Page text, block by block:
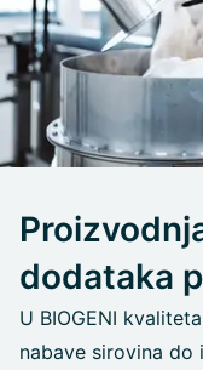
dodataka
U BIOGENI
nabave sirovina do